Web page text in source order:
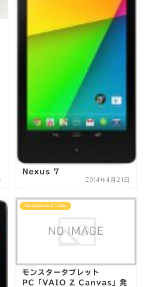
Nexus 7
2014年4月21日
Smartphone & Tablet
モンスタータブレット
PC「VAIO Z Canvas」発